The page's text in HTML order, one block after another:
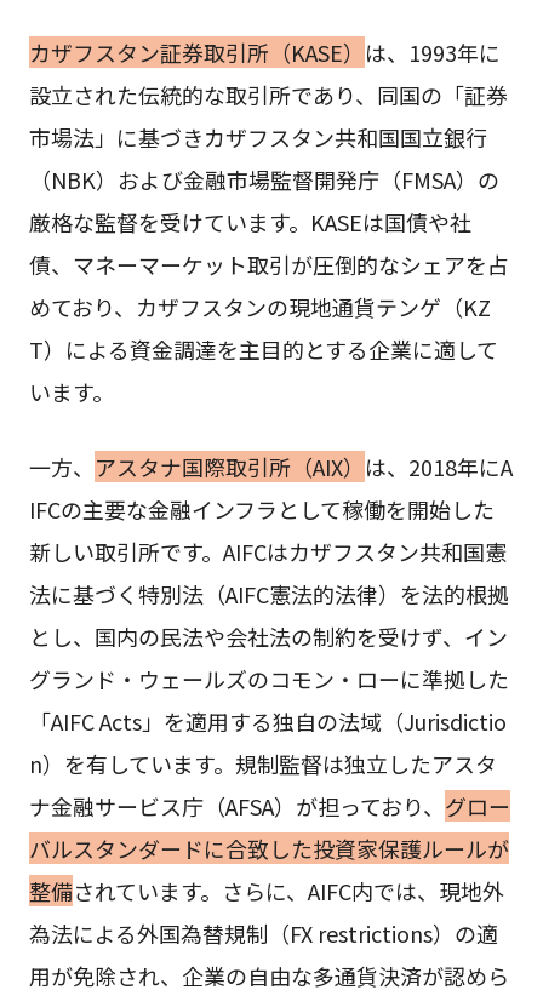
カザフスタン証券取引所（KASE） は、1993年に
設立された伝統的な取引所であり、同国の「証券
市場法」に基づきカザフスタン共和国国立銀行
（NBK）および金融市場監督開発庁（FMSA）の
厳格な監督を受けています。KASEは国債や社
債、マネーマーケット取引が圧倒的なシェアを占
めており、カザフスタンの現地通貨テンゲ（KZ
T）による資金調達を主目的とする企業に適して
います。
一方、 アスタナ国際取引所（AIX） は、2018年にA
IFCの主要な金融インフラとして稼働を開始した
新しい取引所です。AIFCはカザフスタン共和国憲
法に基づく特別法（AIFC憲法的法律）を法的根拠
とし、国内の民法や会社法の制約を受けず、イン
グランド・ウェールズのコモン・ローに準拠した
「AIFC Acts」を適用する独自の法域（Jurisdictio
n）を有しています。規制監督は独立したアスタ
ナ金融サービス庁（AFSA）が担っており、 グロー
バルスタンダードに合致した投資家保護ルールが
整備されています。さらに、AIFC内では、現地外
為法による外国為替規制（FX restrictions）の適
用が免除され、企業の自由な多通貨決済が認めら